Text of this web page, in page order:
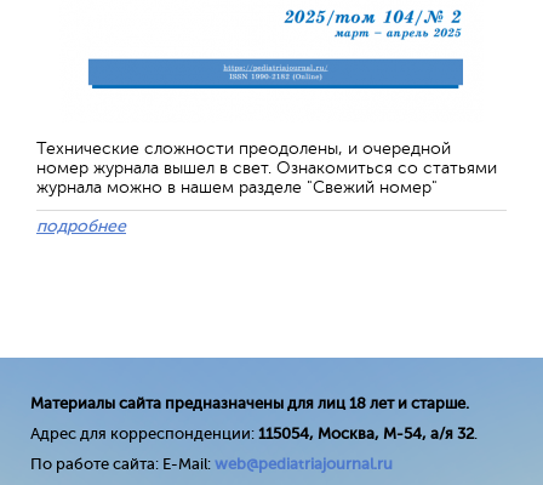
Технические сложности преодолены, и очередной
номер журнала вышел в свет. Ознакомиться со статьями
журнала можно в нашем разделе "Свежий номер"
подробнее
Материалы сайта предназначены для лиц 18 лет и старше.
Адрес для корреспонденции: 115054, Москва, М-54, а/я 32.
По работе сайта: E-Mail: web@pediatriajournal.ru